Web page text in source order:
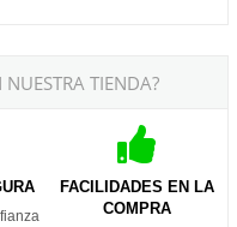
TIENDA?
FACILIDADES EN LA
COMPRA